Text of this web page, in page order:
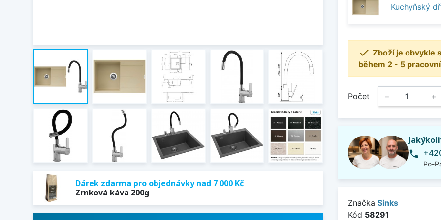
Dárek zdarma pro objednávky nad 7 000 Kč
Zrnková káva 200g
Kuchyňský
 Zboží je obvykle
během 2 - 5
Počet − +
phone
Po-
Značka Sinks
Kód 58291